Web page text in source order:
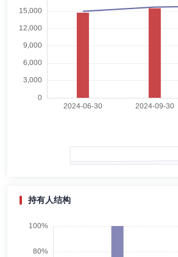
姚海鑫先生：独立董事，博士、教授、博
（MBA）教育中心副主任、计财处处长、
李巍先生：中国籍，理学硕士，持有证券
广发制造业精选混合型证券投资基金基金
灵活配置混合型证券投资基金（LOF）基
持有人结构